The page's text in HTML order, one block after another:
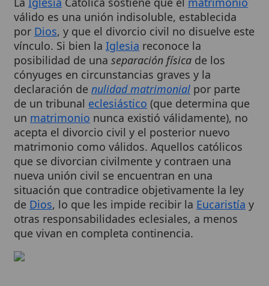
porDios, y que el divorcio civil no disuelve este
vínculo. Si bien laIglesiareconoce la
posibilidad de unaseparación físicade los
cónyuges en circunstancias graves y la
declaración denulidad matrimonialpor parte
de un tribunal eclesiástico(que determina que
unmatrimonionunca existió válidamente), no
acepta el divorcio civil y el posterior nuevo
matrimonio como válidos. Aquellos católicos
que se divorcian civilmente y contraen una
nueva unión civil se encuentran en una
situación que contradice objetivamente la ley
deDios , lo que les impide recibir laEucaristíay
otras responsabilidades eclesiales, a menos
que vivan en completa continencia.